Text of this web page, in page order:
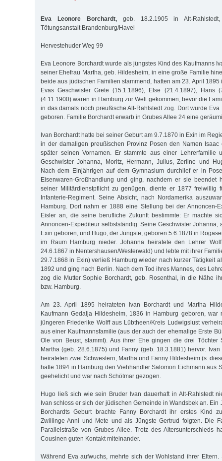
Eva Leonore Borchardt,geb. 18.2.1905 in Alt-Rahlstedt,
Tötungsanstalt Brandenburg/Havel
Hervestehuder Weg 99
Eva Leonore Borchardt wurde als jüngstes Kind des Kaufmanns
seiner Ehefrau Martha, geb. Hildesheim, in eine große Familie
beide aus jüdischen Familien stammend, hatten am 23. April
Evas Geschwister Grete (15.1.1896), Else (21.4.1897), Hans
(4.11.1900) waren in Hamburg zur Welt gekommen, bevor die
in das damals noch preußische Alt-Rahlstedt zog. Dort wurde
geboren. Familie Borchardt erwarb in Grubes Allee 24 eine
Ivan Borchardt hatte bei seiner Geburt am 9.7.1870 in Exin im
in der damaligen preußischen Provinz Posen den Namen Isaac
später seinen Vornamen. Er stammte aus einer Lehrerfamilie
Geschwister Johanna, Moritz, Hermann, Julius, Zerline und
Nach dem Einjährigen auf dem Gymnasium durchlief er in
Eisenwaren-Großhandlung und ging, nachdem er sie beendet
seiner Militärdienstpflicht zu genügen, diente er 1877 freiwillig
Infanterie-Regiment. Seine Absicht, nach Nordamerika
Hamburg. Dort nahm er 1888 eine Stellung bei der Annoncen-
Eisler an, die seine berufliche Zukunft bestimmte: Er machte
Annoncen-Expediteur selbstständig. Seine Geschwister Johanna,
Exin geboren, und Hugo, der Jüngste, geboren 5.6.1878 in
im Raum Hamburg nieder. Johanna heiratete den Lehrer
24.6.1867 in Nentershausen/Westerwald) und lebte mit ihrer
29.7.1868 in Exin) verließ Hamburg wieder nach kurzer Tätigkeit
1892 und ging nach Berlin. Nach dem Tod ihres Mannes, des
zog die Mutter Sophie Borchardt, geb. Rosenthal, in die Nähe
bzw. Hamburg.
Am 23. April 1895 heirateten Ivan Borchardt und Martha
Kaufmann Gedalja Hildesheim, 1836 in Hamburg geboren, war
jüngeren Friederike Wolff aus Lübtheen/Kreis Ludwigslust
aus einer Kaufmannsfamilie (aus der auch der ehemalige Erste
Ole von Beust, stammt). Aus ihrer Ehe gingen die drei Töchter
Martha (geb. 28.6.1875) und Fanny (geb. 18.3.1881) hervor.
heirateten zwei Schwestern, Martha und Fanny Hildesheim (s.
hatte 1894 in Hamburg den Viehhändler Salomon Eichmann aus
geehelicht und war nach Schötmar gezogen.
Hugo ließ sich wie sein Bruder Ivan dauerhaft in Alt-Rahlstedt
Ivan schloss er sich der jüdischen Gemeinde in Wandsbek an. Ein
Borchardts Geburt brachte Fanny Borchardt ihr erstes Kind
Zwillinge Anni und Mete und als Jüngste Gertrud folgten. Die
Parallelstraße von Grubes Allee. Trotz des Altersunterschieds
Cousinen guten Kontakt miteinander.
Während Eva aufwuchs, mehrte sich der Wohlstand ihrer